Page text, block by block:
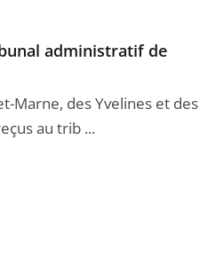
administratif de
Marne, des Yvelines et des
au trib ...